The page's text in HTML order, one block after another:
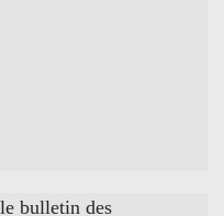
bulletin des